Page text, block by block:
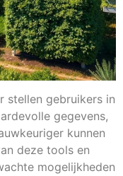
stellen gebruikers in
gegevens,
kunnen
deze tools en
mogelijkheden